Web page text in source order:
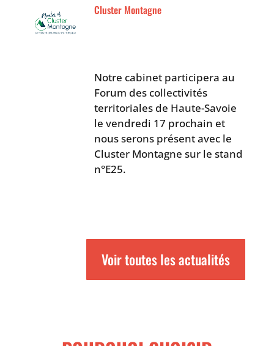
Cluster Montagne
Notre cabinet participera au
Forum des collectivités
territoriales de Haute-Savoie
le vendredi 17 prochain et
nous serons présent avec le
Cluster Montagne sur le stand
n°E25.
Voir toutes les actualités